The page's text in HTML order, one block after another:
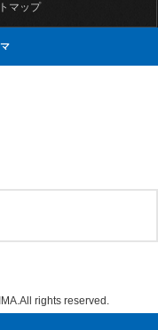
マップ
rights reserved.